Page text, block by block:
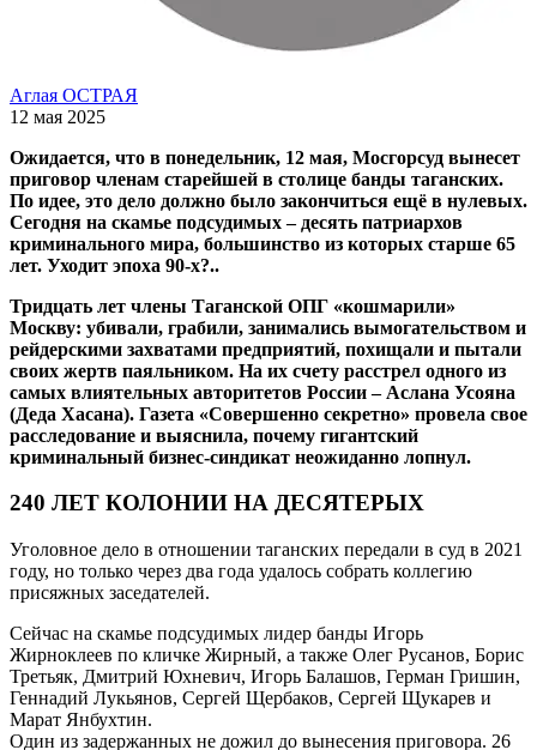
Аглая ОСТРАЯ
12 мая 2025
Ожидается, что в понедельник, 12 мая, Мосгорсуд вынесет
приговор членам старейшей в столице банды таганских.
По идее, это дело должно было закончиться ещё в нулевых.
Сегодня на скамье подсудимых – десять патриархов
криминального мира, большинство из которых старше 65
лет. Уходит эпоха 90-х?..
Тридцать лет члены Таганской ОПГ «кошмарили»
Москву: убивали, грабили, занимались вымогательством и
рейдерскими захватами предприятий, похищали и пытали
своих жертв паяльником. На их счету расстрел одного из
самых влиятельных авторитетов России – Аслана Усояна
(Деда Хасана). Газета «Совершенно секретно» провела свое
расследование и выяснила, почему гигантский
криминальный бизнес-синдикат неожиданно лопнул.
240 ЛЕТ КОЛОНИИ НА ДЕСЯТЕРЫХ
Уголовное дело в отношении таганских передали в суд в 2021
году, но только через два года удалось собрать коллегию
присяжных заседателей.
Сейчас на скамье подсудимых лидер банды Игорь
Жирноклеев по кличке Жирный, а также Олег Русанов, Борис
Третьяк, Дмитрий Юхневич, Игорь Балашов, Герман Гришин,
Геннадий Лукьянов, Сергей Щербаков, Сергей Щукарев и
Марат Янбухтин.
Один из задержанных не дожил до вынесения приговора. 26